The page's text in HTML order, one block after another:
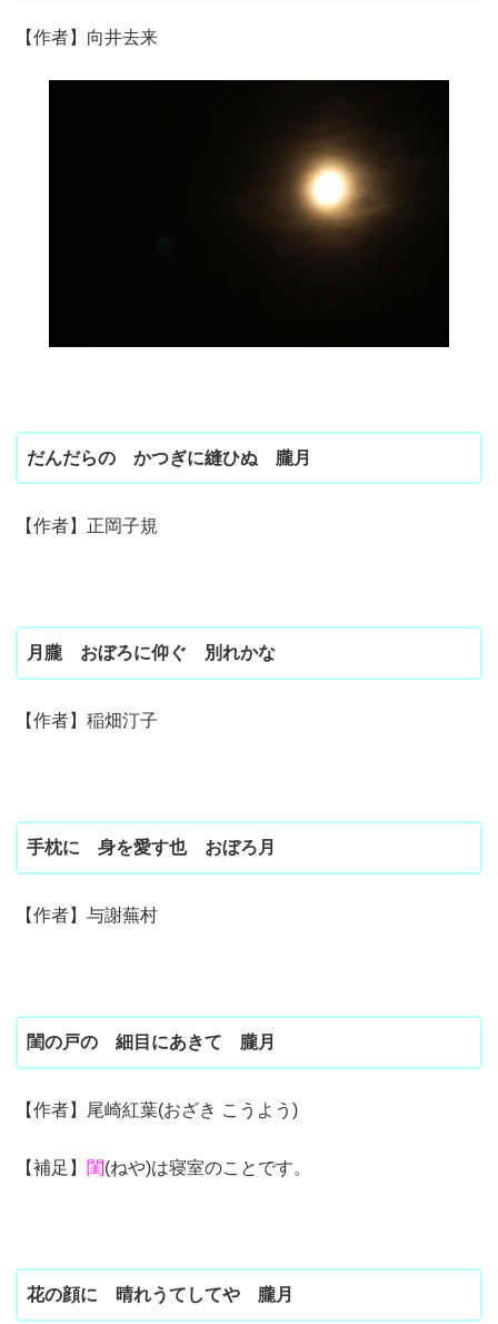
【作者】向井去来
だんだらの かつぎに縫ひぬ 朧月
【作者】正岡子規
月朧 おぼろに仰ぐ 別れかな
【作者】稲畑汀子
手枕に 身を愛す也 おぼろ月
【作者】与謝蕪村
閨の戸の 細目にあきて 朧月
【作者】尾崎紅葉(おざき こうよう)
【補足】 閨(ねや)は寝室のことです。
花の顔に 晴れうてしてや 朧月